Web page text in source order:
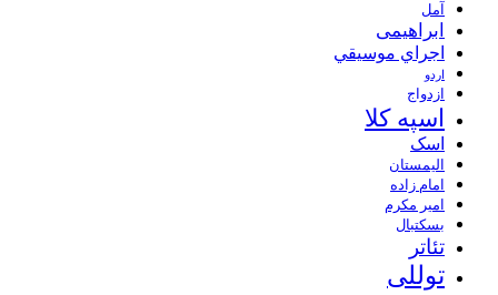
آمل
ابراهیمی
اجراي موسيقي
اردو
ازدواج
اسپه کلا
اسک
الیمستان
امام زاده
امیر مکرم
بسکتبال
تئاتر
توللی